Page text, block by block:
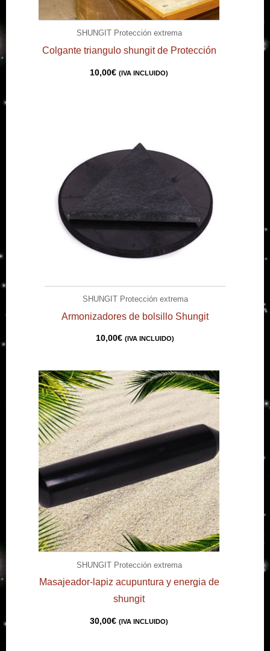
SHUNGIT Protección extrema
Colgante triangulo shungit de Protección
10,00€ (IVA INCLUIDO)
SHUNGIT Protección extrema
Armonizadores de bolsillo Shungit
10,00€ (IVA INCLUIDO)
SHUNGIT Protección extrema
Masajeador-lapiz acupuntura y energia de
shungit
30,00€ (IVA INCLUIDO)